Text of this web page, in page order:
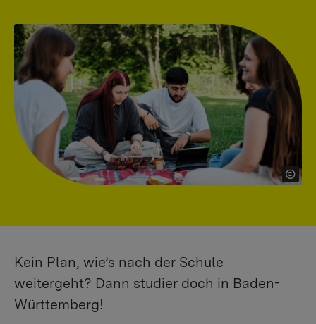
Kein Plan, wie’s nach der Schule
weitergeht? Dann studier doch in Baden-
Württemberg!